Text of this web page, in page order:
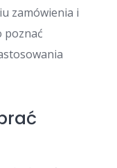
zamówienia i
poznać